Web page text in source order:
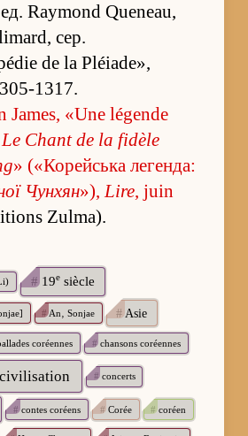
Raymond Queneau,
сер.
de la Pléiade»,
1317.
James, «Une légende
Le Chant de la fidèle
» («Корейська легенда:
Чунхян»),Lire, juin
Zulma).
#19esiècle
#An‚ Sonjae #Asie
coréennes #chansons coréennes
#concerts
#contes coréens #Corée #coréen